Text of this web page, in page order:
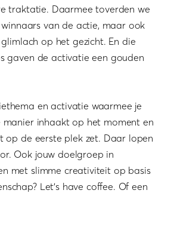
traktatie. Daarmee toverden we
van de actie, maar ook
op het gezicht. En die
gaven de activatie een gouden
en activatie waarmee je
manier inhaakt op het moment en
op de eerste plek zet. Daar lopen
Ook jouw doelgroep in
met slimme creativiteit op basis
Let’s have coffee. Of een